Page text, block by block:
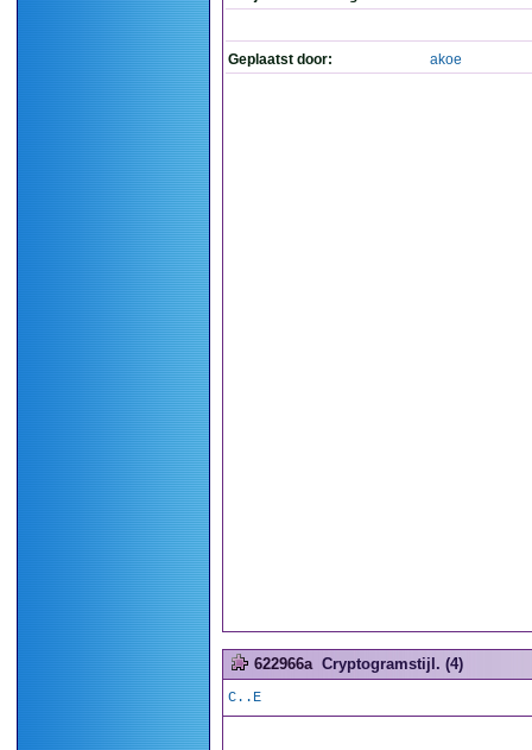
Geplaatst door: akoe
622966a Cryptogramstijl. (4)
C..E